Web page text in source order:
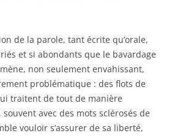
de la parole, tant écrite qu’orale,
et si abondants que le bavardage
non seulement envahissant,
problématique : des flots de
traitent de tout de manière
souvent avec des mots sclérosés de
vouloir s’assurer de sa liberté,